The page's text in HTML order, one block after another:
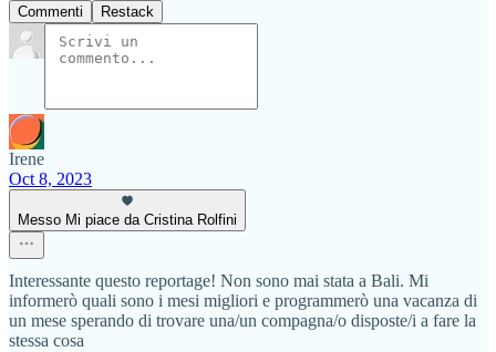
Commenti Restack
Irene
Oct 8, 2023
Messo Mi piace da Cristina Rolfini
Interessante questo reportage! Non sono mai stata a Bali. Mi
informerò quali sono i mesi migliori e programmerò una vacanza di
un mese sperando di trovare una/un compagna/o disposte/i a fare la
stessa cosa